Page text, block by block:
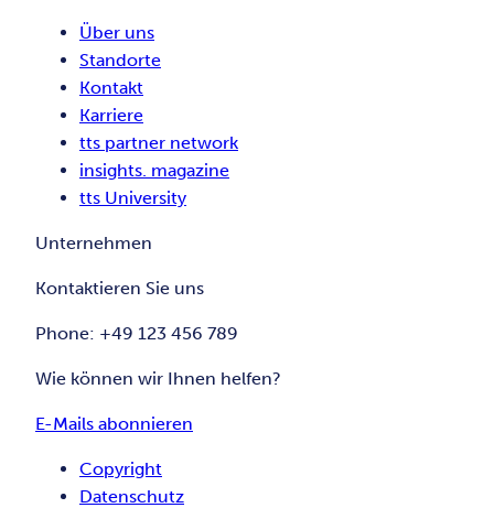
Über uns
Standorte
Kontakt
Karriere
tts partner network
insights. magazine
tts University
Unternehmen
Kontaktieren Sie uns
Phone: +49 123 456 789
Wie können wir Ihnen helfen?
E-Mails abonnieren
Copyright
Datenschutz